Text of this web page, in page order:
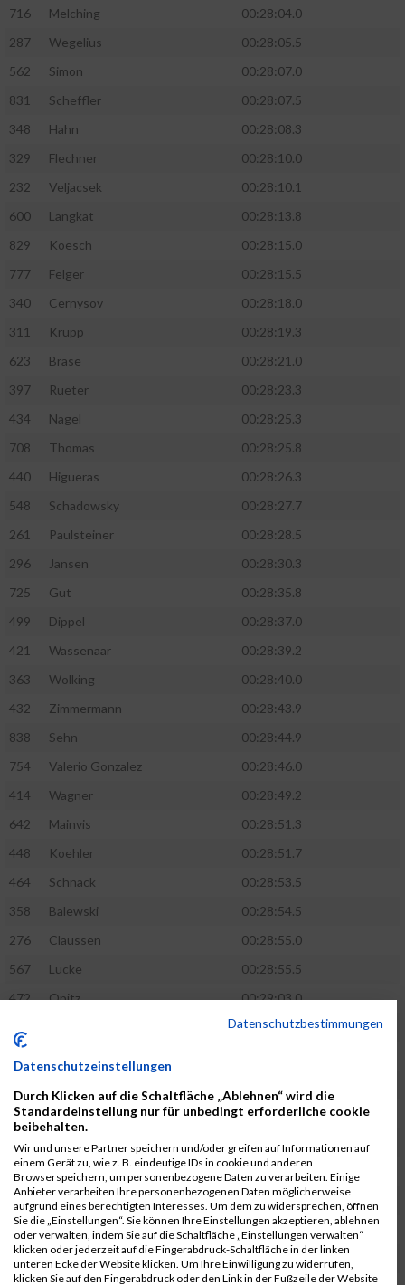
716
Melching
00:28:04.0
287
Wegelius
00:28:05.5
562
Simon
00:28:07.0
831
Scheffler
00:28:07.5
348
Hahn
00:28:08.3
329
Flechner
00:28:10.0
232
Veljacsek
00:28:10.1
600
Langkat
00:28:13.8
829
Koesch
00:28:15.0
777
Felger
00:28:15.5
340
Cernysov
00:28:18.0
311
Krupp
00:28:19.3
623
Brase
00:28:21.0
397
Rueter
00:28:23.3
434
Nagel
00:28:25.3
708
Thomas
00:28:25.8
440
Higueras
00:28:26.3
548
Schadowsky
00:28:27.7
261
Paulsteiner
00:28:28.5
296
Jansen
00:28:30.3
725
Gut
00:28:35.8
499
Dippel
00:28:37.0
421
Wassenaar
00:28:39.2
363
Wolking
00:28:40.0
432
Zimmermann
00:28:43.9
838
Sehn
00:28:44.9
754
Valerio Gonzalez
00:28:46.0
414
Wagner
00:28:49.2
642
Mainvis
00:28:51.3
448
Koehler
00:28:51.7
464
Schnack
00:28:53.5
358
Balewski
00:28:54.5
276
Claussen
00:28:55.0
567
Lucke
00:28:55.5
472
Opitz
00:29:03.0
00:29:04.4
404
Holst
00:29:08.8
405
Dombrowka
00:29:09.5
305
Ribarzik
00:29:09.7
328
Matschl
00:29:10.8
400
Subramaniyam
00:29:13.0
813
Stawinski
00:29:13.8
Datenschutzbestimmungen
Datenschutzeinstellungen
Durch Klicken auf die Schaltfläche „Ablehnen“ wird die
Standardeinstellung nur für unbedingt erforderliche cookie
beibehalten.
Wir und unsere Partner speichern und/oder greifen auf Informationen auf
einem Gerät zu, wie z. B. eindeutige IDs in cookie und anderen
Browserspeichern, um personenbezogene Daten zu verarbeiten. Einige
Anbieter verarbeiten Ihre personenbezogenen Daten möglicherweise
aufgrund eines berechtigten Interesses. Um dem zu widersprechen, öffnen
Sie die „Einstellungen“. Sie können Ihre Einstellungen akzeptieren, ablehnen
oder verwalten, indem Sie auf die Schaltfläche „Einstellungen verwalten“
klicken oder jederzeit auf die Fingerabdruck-Schaltfläche in der linken
unteren Ecke der Website klicken. Um Ihre Einwilligung zu widerrufen,
klicken Sie auf den Fingerabdruck oder den Link in der Fußzeile der Website